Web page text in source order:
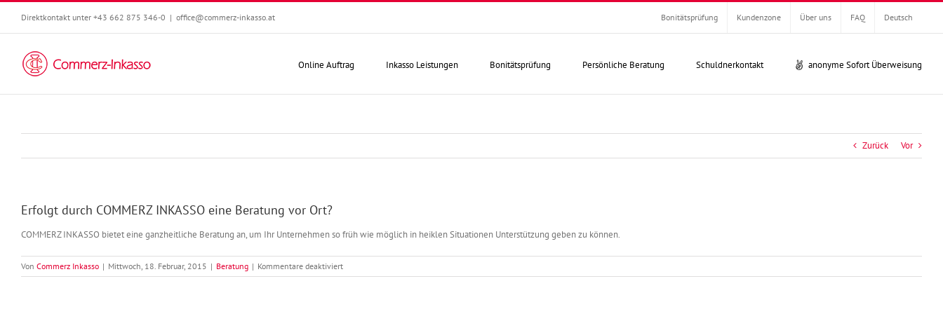
Zum
springen
Direktkontakt unter +43 662 875 346-0 | office@commerz-inkasso.at Bonitätsprüfung Kundenzone Über uns FAQ Deutsch
Online Auftrag Inkasso Leistungen Bonitätsprüfung Persönliche Beratung Schuldnerkontakt anonyme Sofort Überweisung
Zurück Vor
Erfolgt durch COMMERZ INKASSO eine Beratung vor Ort?
COMMERZ INKASSO bietet eine ganzheitliche Beratung an, um Ihr Unternehmen so früh wie möglich in heiklen Situationen Unterstützung geben zu können.
Von Commerz Inkasso | Mittwoch, 18. Februar, 2015 | Beratung | Kommentare deaktiviertfür
Erfolgt